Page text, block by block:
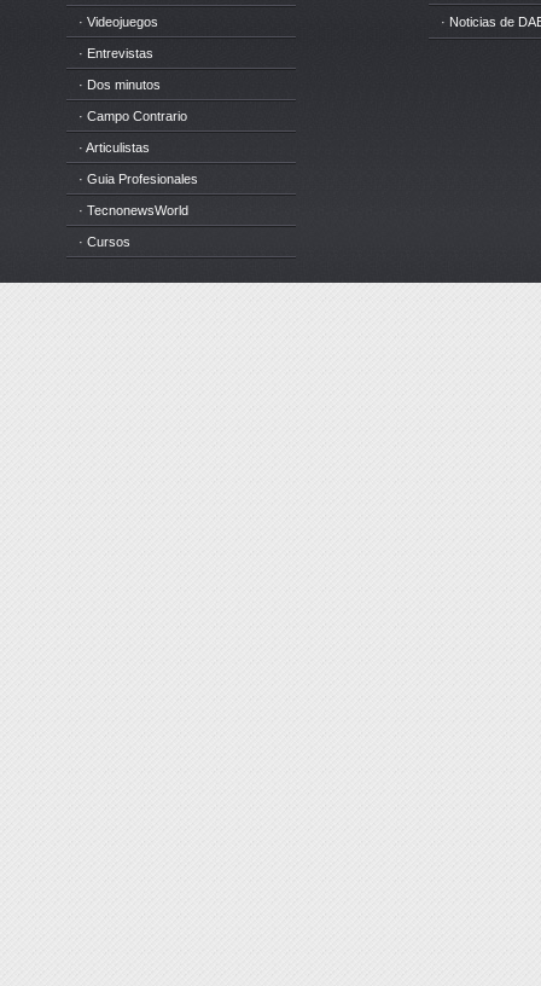
· Videojuegos
· Entrevistas
· Dos minutos
· Campo Contrario
· Articulistas
· Guia Profesionales
· TecnonewsWorld
· Cursos
· Noticias de